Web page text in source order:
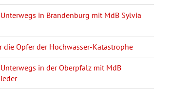
in Brandenburg mit MdB Sylvia
Opfer der Hochwasser-Katastrophe
in der Oberpfalz mit MdB